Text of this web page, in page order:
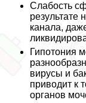
Слабость
результате
канала,
Гипотония
вирусы и
приводит к
органов